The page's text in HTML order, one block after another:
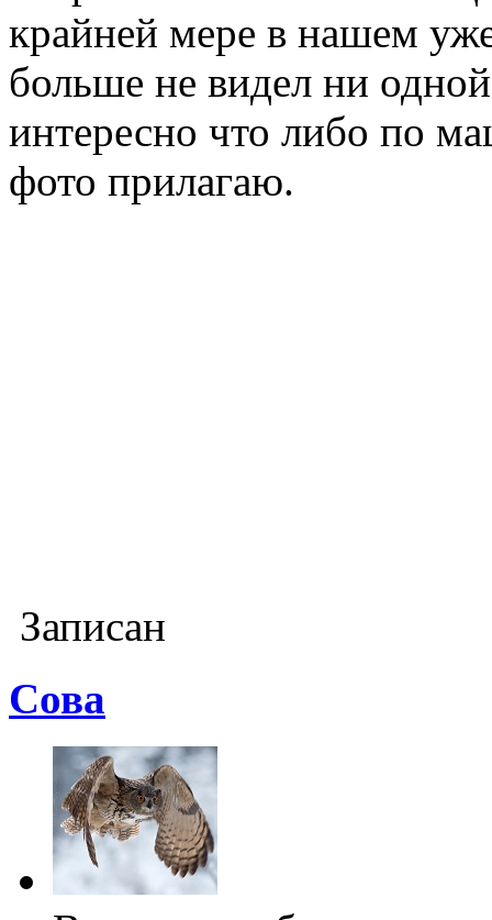
крайней мере в нашем
больше не видел ни
интересно что либо по
фото прилагаю.
Записан
Cова